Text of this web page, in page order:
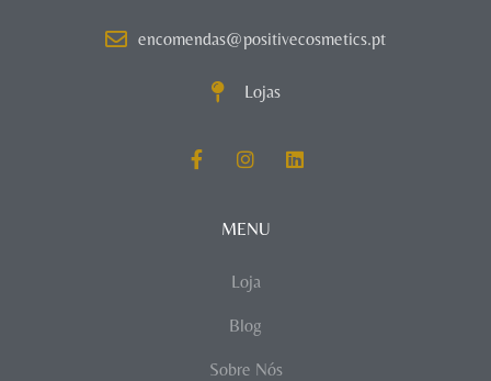
encomendas@positivecosmetics.pt
Lojas
MENU
Loja
Blog
Sobre Nós